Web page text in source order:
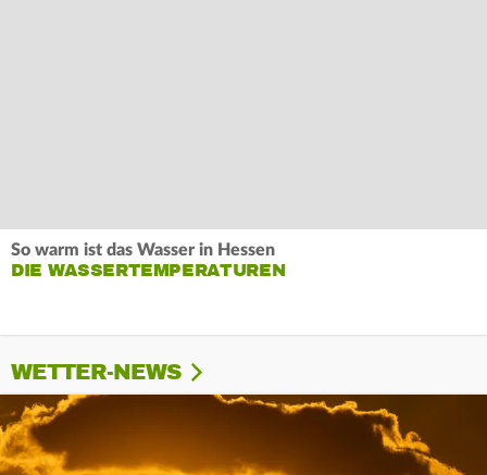
So warm ist das Wasser in Hessen
DIE WASSERTEMPERATUREN
WETTER-NEWS